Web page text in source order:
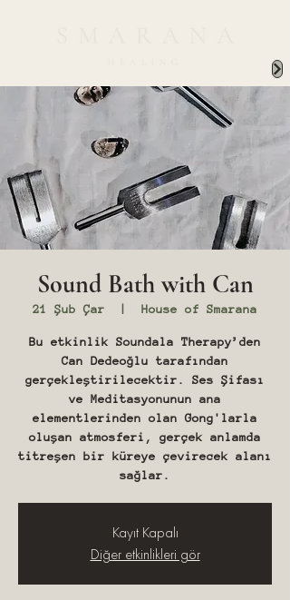
Sound Bath with Can
21 Şub Çar House of Smarana
Bu etkinlik Soundala Therapy’den
Can Dedeoğlu tarafından
gerçekleştirilecektir. Ses Şifası
ve Meditasyonunun ana
elementlerinden olan Gong'larla
oluşan atmosferi, gerçek anlamda
titreşen bir küreye çevirecek alanı
sağlar.
Kayıt Kapalı
Diğer etkinlikleri gör